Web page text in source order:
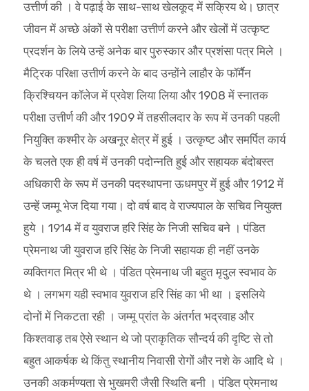
उत्तीर्ण की । वे पढ़ाई के साथ-साथ खेलकूद में सक्रिय थे। छात्र
जीवन में अच्छे अंकों से परीक्षा उत्तीर्ण करने और खेलों में उत्कृष्ट
प्रदर्शन के लिये उन्हें अनेक बार पुरुस्कार और प्रशंसा पत्र मिले ।
मैट्रिक परिक्षा उत्तीर्ण करने के बाद उन्होंने लाहौर के फॉर्मैन
क्रिश्चियन कॉलेज में प्रवेश लिया लिया और 1908 में स्नातक
परीक्षा उत्तीर्ण की और 1909 में तहसीलदार के रूप में उनकी पहली
नियुक्ति कश्मीर के अखनूर क्षेत्र में हुई । उत्कृष्ट और समर्पित कार्य
के चलते एक ही वर्ष में उनकी पदोन्नति हुई और सहायक बंदोबस्त
अधिकारी के रूप में उनकी पदस्थापना ऊधमपुर में हुई और 1912 में
उन्हें जम्मू भेज दिया गया। दो वर्ष बाद वे राज्यपाल के सचिव नियुक्त
हुये । 1914 में व युवराज हरि सिंह के निजी सचिव बने । पंडित
प्रेमनाथ जी युवराज हरि सिंह के निजी सहायक ही नहीं उनके
व्यक्तिगत मित्र भी थे । पंडित प्रेमनाथ जी बहुत मृदुल स्वभाव के
थे । लगभग यही स्वभाव युवराज हरि सिंह का भी था । इसलिये
दोनों में निकटता रही । जम्मू प्रांत के अंतर्गत भद्रवाह और
किश्तवाड़ तब ऐसे स्थान थे जो प्राकृतिक सौन्दर्य की दृष्टि से तो
बहुत आकर्षक थे किंतु स्थानीय निवासी रोगों और नशे के आदि थे ।
उनकी अकर्मण्यता से भुखमरी जैसी स्थिति बनी । पंडित प्रेमनाथ